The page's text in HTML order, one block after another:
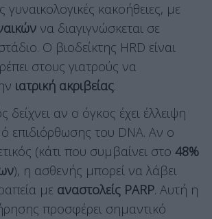
γυναικολογικές κακοήθειες, με
να διαγιγνώσκεται σε
Ο βιοδείκτης HRD είναι
στους γιατρούς να
ιατρική ακριβείας.
δείχνει αν ο όγκος έχει έλλειψη
επιδιόρθωσης του DNA. Αν ο
(κάτι που συμβαίνει στο 48%
), η ασθενής μπορεί να λάβει
με αναστολείς PARP. Αυτή η
προσφέρει σημαντικό